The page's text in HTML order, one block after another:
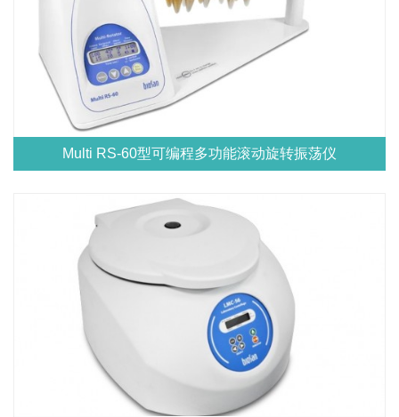
Multi RS-60型可编程多功能滚动旋转振荡仪